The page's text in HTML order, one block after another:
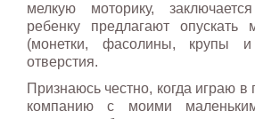
мелкую моторику,
ребенку предлагают опускать
(монетки, фасолины, крупы
отверстия.
Признаюсь честно, когда играю
компанию с моими